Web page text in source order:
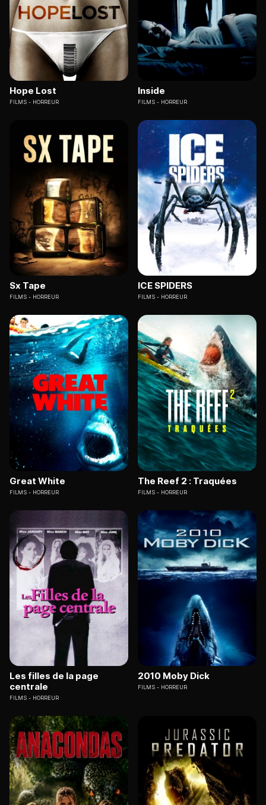
Hope Lost
FILMS HORREUR
Inside
FILMS HORREUR
Sx Tape
FILMS HORREUR
ICE SPIDERS
FILMS HORREUR
Great White
FILMS HORREUR
The Reef 2 : Traquées
FILMS HORREUR
Les filles de la page
centrale
FILMS HORREUR
2010 Moby Dick
FILMS HORREUR